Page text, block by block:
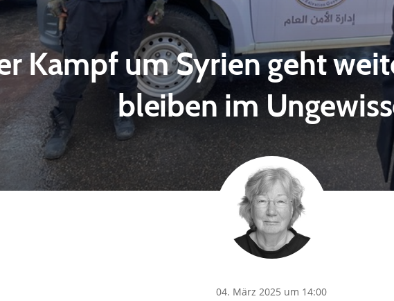
Kampf um Syrien geht
bleiben im
04. März 2025 um 14:00